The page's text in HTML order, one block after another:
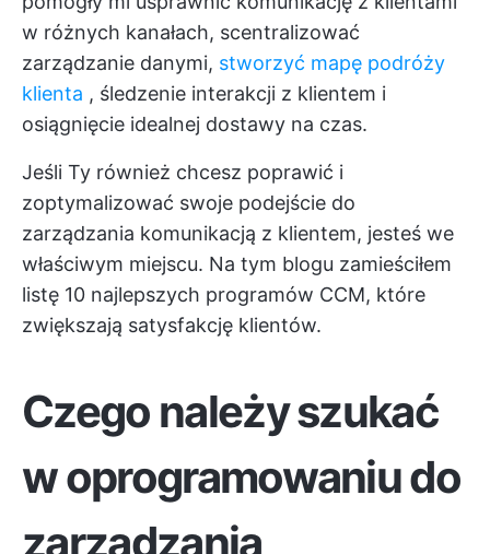
w różnych kanałach, scentralizować
zarządzanie danymi, stworzyć mapę podróży
klienta , śledzenie interakcji z klientem i
osiągnięcie idealnej dostawy na czas.
Jeśli Ty również chcesz poprawić i
zoptymalizować swoje podejście do
zarządzania komunikacją z klientem, jesteś we
właściwym miejscu. Na tym blogu zamieściłem
listę 10 najlepszych programów CCM, które
zwiększają satysfakcję klientów.
Czego należy szukać
w oprogramowaniu do
zarządzania